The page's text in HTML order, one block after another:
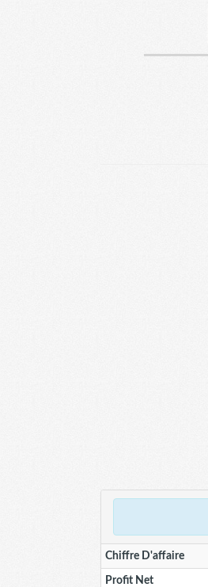
Chiffre D'affaire
Profit Net